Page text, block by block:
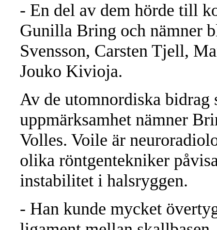
- En del av dem hörde till
Gunilla Bring och nämner
Svensson, Carsten Tjell,
Jouko Kivioja.
Av de utomnordiska bidrag
uppmärksamhet nämner
Volles. Voile är
olika röntgentekniker
instabilitet i halsryggen.
- Han kunde mycket